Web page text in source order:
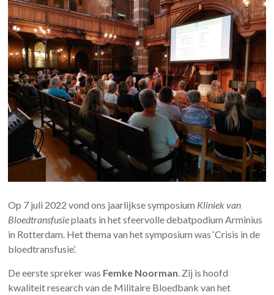
Op 7 juli 2022 vond ons jaarlijkse symposium Kliniek van
Bloedtransfusieplaats in het sfeervolle debatpodium Arminius
in Rotterdam. Het thema van het symposium was ‘Crisis in de
bloedtransfusie’.
De eerste spreker was Femke Noorman. Zij is hoofd
kwaliteit research van de Militaire Bloedbank van het